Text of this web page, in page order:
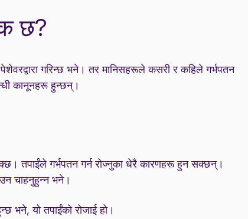
छ?
पेशेवरद्वारा गरिन्छ भने। तर मानिसहरूले कसरी र कहिले गर्भपतन
कानूनहरू हुन्छन्।
तपाईंले गर्भपतन गर्न रोज्नुका धेरै कारणहरू हुन सक्छन्।
चाहनुहुन्न भने।
भने, यो तपाईंको रोजाई हो।